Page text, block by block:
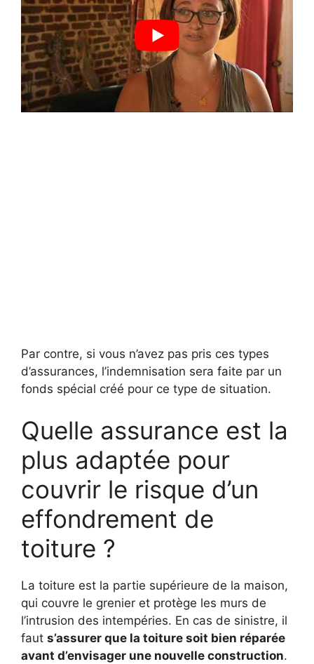
Par contre, si vous n’avez pas pris ces types
d’assurances, l’indemnisation sera faite par un
fonds spécial créé pour ce type de situation.
Quelle assurance est la
plus adaptée pour
couvrir le risque d’un
effondrement de
toiture ?
La toiture est la partie supérieure de la maison,
qui couvre le grenier et protège les murs de
l’intrusion des intempéries. En cas de sinistre, il
faut s’assurer que la toiture soit bien réparée
avant d’envisager une nouvelle construction.